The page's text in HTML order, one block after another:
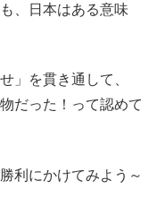
、日本はある意味
」を貫き通して、
だった！って認めて
利にかけてみよう～